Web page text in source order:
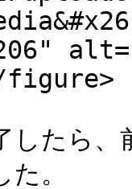
したら、
。